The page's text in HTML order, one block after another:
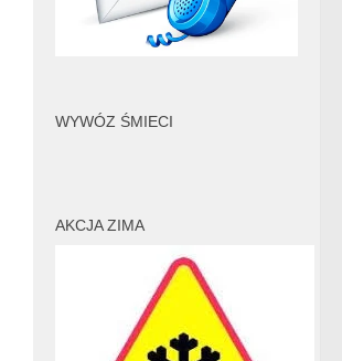
WYWÓZ ŚMIECI
AKCJA ZIMA